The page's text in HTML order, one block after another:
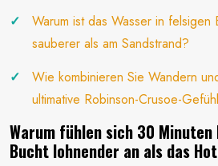
Warum ist das Wasser in
sauberer als am Sandstrand?
Wie kombinieren Sie Wandern
ultimative Robinson-Crusoe-
Warum fühlen sich 30 Minuten
Bucht lohnender an als das